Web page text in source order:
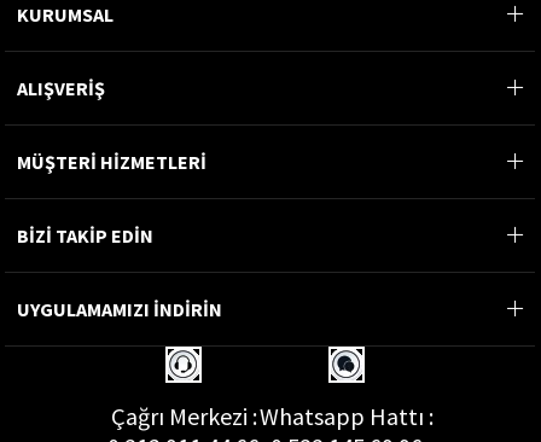
KURUMSAL
ALIŞVERİŞ
MÜŞTERİ HİZMETLERİ
BİZİ TAKİP EDİN
UYGULAMAMIZI İNDİRİN
Çağrı Merkezi :Whatsapp Hattı :